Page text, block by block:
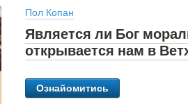
Пол Копан
Является ли Бог
открывается нам в
Ознайомитись